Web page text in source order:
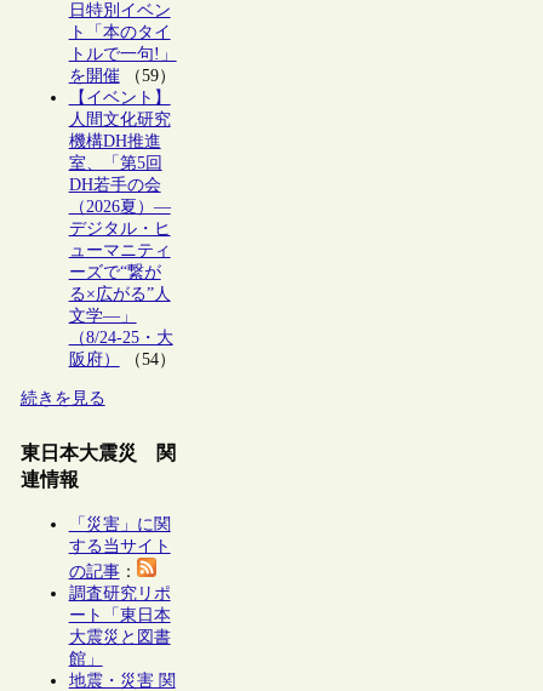
日特別イベン
ト「本のタイ
トルで一句!」
を開催（59）
【イベント】
人間文化研究
機構DH推進
室、「第5回
DH若手の会
（2026夏）―
デジタル・ヒ
ューマニティ
ーズで“繋が
る×広がる”人
文学―」
（8/24-25・大
阪府）
（54）
続きを見る
東日本大震災 関
連情報
「災害」に関
する当サイト
の記事：
調査研究リポ
ート「東日本
大震災と図書
館」
地震・災害 関